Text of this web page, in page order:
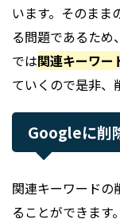
います。そのまま
る問題であるため
では関連キーワー
ていくので是非、
Googleに削
関連キーワード
ることができます